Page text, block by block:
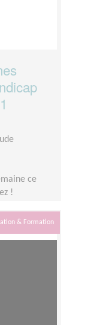
ce
!
& Formation